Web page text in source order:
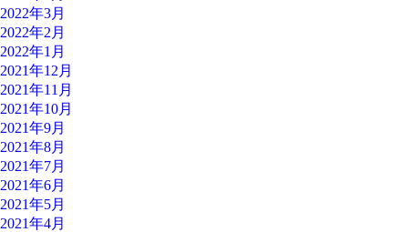
2022年3月
2022年2月
2022年1月
2021年12月
2021年11月
2021年10月
2021年9月
2021年8月
2021年7月
2021年6月
2021年5月
2021年4月